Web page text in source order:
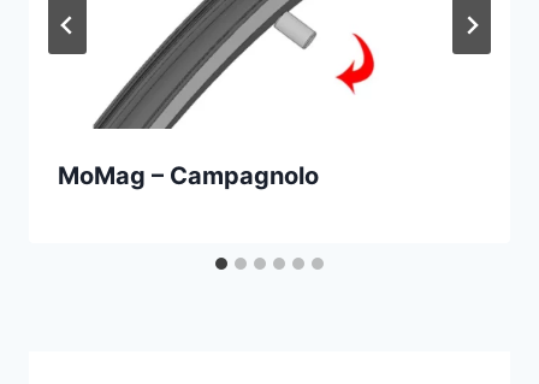
MoMag – Campagnolo